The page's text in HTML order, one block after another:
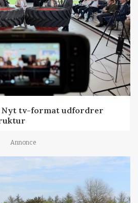
Nyt tv-format udfordrer
Annonce